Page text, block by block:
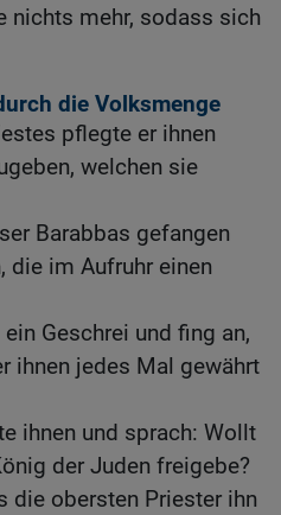
nichts mehr, sodass sich
die Volksmenge
pflegte er ihnen
welchen sie
Barabbas gefangen
die im Aufruhr einen
Geschrei und fing an,
ihnen jedes Mal gewährt
ihnen und sprach: Wollt
der Juden freigebe?
die obersten Priester ihn